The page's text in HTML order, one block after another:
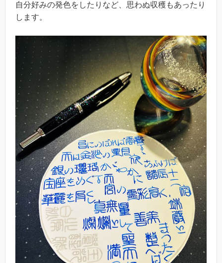
自分好みの発色をしたりなど、思わぬ収穫もあったり
します。